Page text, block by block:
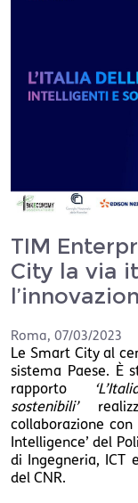
TIM
City la via
Roma, 07/03/2023
Le Smart City al
sistema Paese. È
rapporto
sostenibili’
collaborazione con
Intelligence’ del
di Ingegneria, ICT
del CNR.